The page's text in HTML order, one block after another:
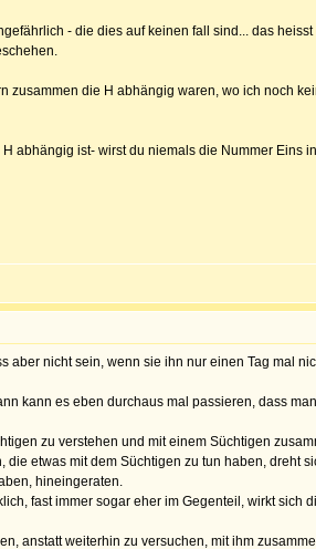
- die dies auf keinen fall sind... das
die H abhängig waren, wo ich noch
abhängig ist- wirst du niemals die Nummer Eins
nicht sein, wenn sie ihn nur einen Tag mal
kann es eben durchaus mal passieren, dass
zu verstehen und mit einem Süchtigen
etwas mit dem Süchtigen zu tun haben, dreht
hineingeraten.
fast immer sogar eher im Gegenteil, wirkt
anstatt weiterhin zu versuchen, mit ihm